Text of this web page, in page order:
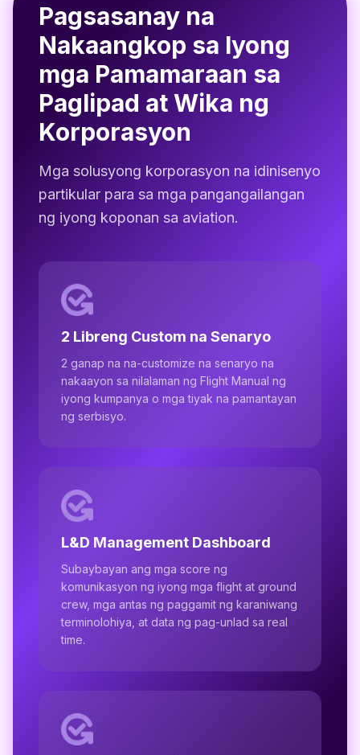
Pagsasanay na
Nakaangkop sa Iyong
mga Pamamaraan sa
Paglipad at Wika ng
Korporasyon
Mga solusyong korporasyon na idinisenyo
partikular para sa mga pangangailangan
ng iyong koponan sa aviation.
2 Libreng Custom na Senaryo
2 ganap na na-customize na senaryo na
nakaayon sa nilalaman ng Flight Manual ng
iyong kumpanya o mga tiyak na pamantayan
ng serbisyo.
L&D Management Dashboard
Subaybayan ang mga score ng
komunikasyon ng iyong mga flight at ground
crew, mga antas ng paggamit ng karaniwang
terminolohiya, at data ng pag-unlad sa real
time.